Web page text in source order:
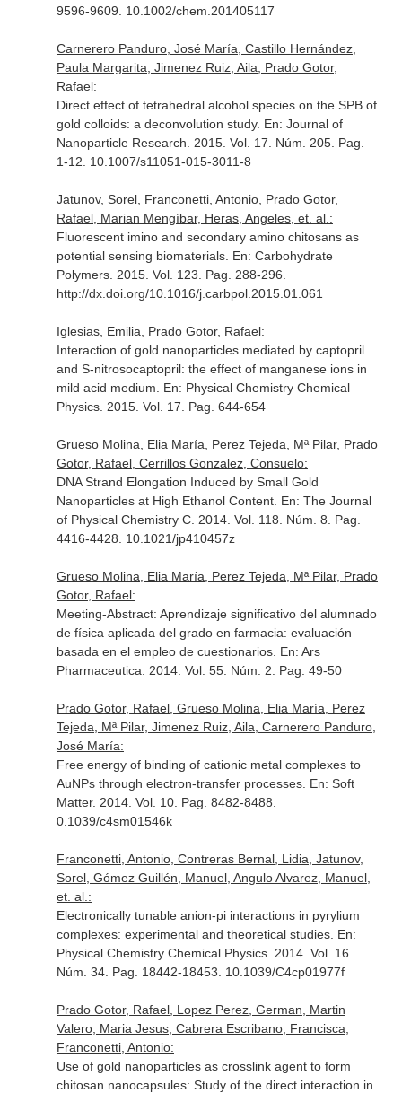
9596-9609. 10.1002/chem.201405117
Carnerero Panduro, José María, Castillo Hernández,
Paula Margarita, Jimenez Ruiz, Aila, Prado Gotor,
Rafael:
Direct effect of tetrahedral alcohol species on the SPB of
gold colloids: a deconvolution study. En: Journal of
Nanoparticle Research . 2015. Vol. 17. Núm. 205. Pag.
1-12. 10.1007/s11051-015-3011-8
Jatunov, Sorel, Franconetti, Antonio, Prado Gotor,
Rafael, Marian Mengíbar, Heras, Angeles, et. al.:
Fluorescent imino and secondary amino chitosans as
potential sensing biomaterials. En: Carbohydrate
Polymers. 2015. Vol. 123. Pag. 288-296.
http://dx.doi.org/10.1016/j.carbpol.2015.01.061
Iglesias, Emilia, Prado Gotor, Rafael:
Interaction of gold nanoparticles mediated by captopril
and S-nitrosocaptopril: the effect of manganese ions in
mild acid medium. En: Physical Chemistry Chemical
Physics. 2015. Vol. 17. Pag. 644-654
Grueso Molina, Elia María, Perez Tejeda, Mª Pilar, Prado
Gotor, Rafael, Cerrillos Gonzalez, Consuelo:
DNA Strand Elongation Induced by Small Gold
Nanoparticles at High Ethanol Content. En: The Journal
of Physical Chemistry C. 2014. Vol. 118. Núm. 8. Pag.
4416-4428. 10.1021/jp410457z
Grueso Molina, Elia María, Perez Tejeda, Mª Pilar, Prado
Gotor, Rafael:
Meeting-Abstract: Aprendizaje significativo del alumnado
de física aplicada del grado en farmacia: evaluación
basada en el empleo de cuestionarios. En: Ars
Pharmaceutica . 2014. Vol. 55. Núm. 2. Pag. 49-50
Prado Gotor, Rafael, Grueso Molina, Elia María, Perez
Tejeda, Mª Pilar, Jimenez Ruiz, Aila, Carnerero Panduro,
José María:
Free energy of binding of cationic metal complexes to
AuNPs through electron-transfer processes. En: Soft
Matter. 2014. Vol. 10. Pag. 8482-8488.
0.1039/c4sm01546k
Franconetti, Antonio, Contreras Bernal, Lidia, Jatunov,
Sorel, Gómez Guillén, Manuel, Angulo Alvarez, Manuel,
et. al.:
Electronically tunable anion-pi interactions in pyrylium
complexes: experimental and theoretical studies. En:
Physical Chemistry Chemical Physics. 2014. Vol. 16.
Núm. 34. Pag. 18442-18453. 10.1039/C4cp01977f
Prado Gotor, Rafael, Lopez Perez, German, Martin
Valero, Maria Jesus, Cabrera Escribano, Francisca,
Franconetti, Antonio:
Use of gold nanoparticles as crosslink agent to form
chitosan nanocapsules: Study of the direct interaction in